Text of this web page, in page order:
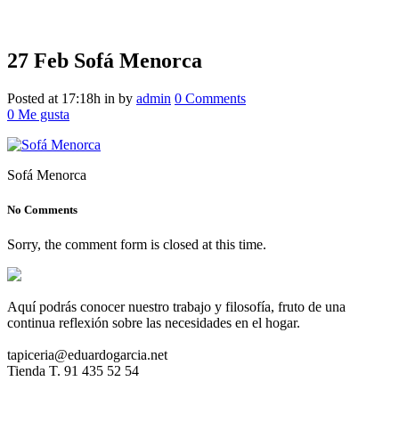
Sofá Menorca
27 Feb Sofá Menorca
Posted at 17:18h in by admin 0 Comments
0 Me gusta
Sofá Menorca
No Comments
Sorry, the comment form is closed at this time.
Aquí podrás conocer nuestro trabajo y filosofía, fruto de una
continua reflexión sobre las necesidades en el hogar.
tapiceria@eduardogarcia.net
Tienda T. 91 435 52 54